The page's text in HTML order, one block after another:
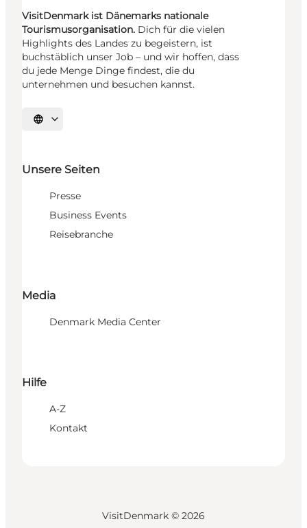
VisitDenmark ist Dänemarks nationale
Tourismusorganisation. Dich für die vielen
Highlights des Landes zu begeistern, ist
buchstäblich unser Job – und wir hoffen, dass
du jede Menge Dinge findest, die du
unternehmen und besuchen kannst.
Sprache auswählen
Unsere Seiten
Presse
Business Events
Reisebranche
Media
Denmark Media Center
Hilfe
A-Z
Kontakt
VisitDenmark © 2026